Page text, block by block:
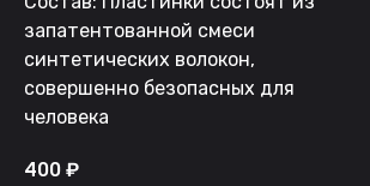
запатентованной смеси
синтетических волокон,
совершенно безопасных для
человека
400 ₽